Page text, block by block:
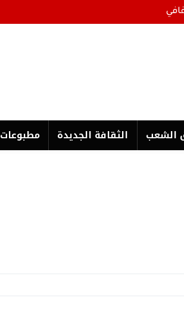
الشعب الثقافة الجدیدة مطبوعات